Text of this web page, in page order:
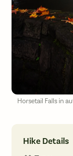
Horsetail Falls in
Hike Details